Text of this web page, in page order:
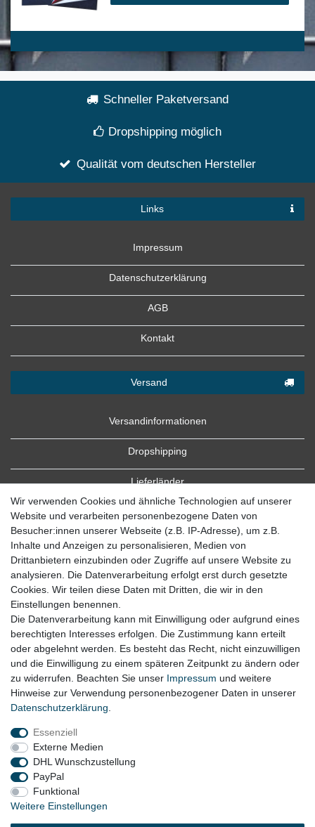
Schneller Paketversand
Dropshipping möglich
Qualität vom deutschen Hersteller
Links
Impressum
Datenschutzerklärung
AGB
Kontakt
Versand
Versandinformationen
Dropshipping
Lieferländer
Zahlung
Zahlungsbedingungen
eine eingetragene Marke von
Wir verwenden Cookies und ähnliche Technologien auf unserer
Website und verarbeiten personenbezogene Daten von
Besucher:innen unserer Webseite (z.B. IP-Adresse), um z.B.
Inhalte und Anzeigen zu personalisieren, Medien von
Drittanbietern einzubinden oder Zugriffe auf unsere Website zu
analysieren. Die Datenverarbeitung erfolgt erst durch gesetzte
Cookies. Wir teilen diese Daten mit Dritten, die wir in den
Einstellungen benennen.
Die Datenverarbeitung kann mit Einwilligung oder aufgrund eines
berechtigten Interesses erfolgen. Die Zustimmung kann erteilt
oder abgelehnt werden. Es besteht das Recht, nicht einzuwilligen
und die Einwilligung zu einem späteren Zeitpunkt zu ändern oder
zu widerrufen. Beachten Sie unser Impressum und weitere
Hinweise zur Verwendung personenbezogener Daten in unserer
Daten­schutz­erklärung
Essenziell
Externe Medien
DHL Wunschzustellung
PayPal
Funktional
Weitere Einstellungen